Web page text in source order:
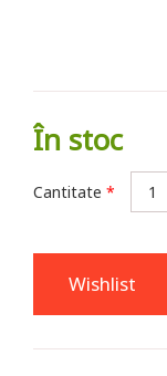
În stoc
Cantitate *
Wishlist